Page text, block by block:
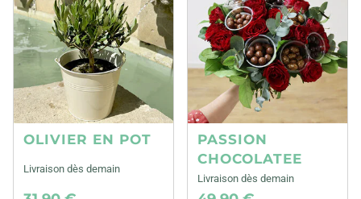
OLIVIER EN POT
Livraison dès demain
PASSION
CHOCOLATEE
Livraison dès demain